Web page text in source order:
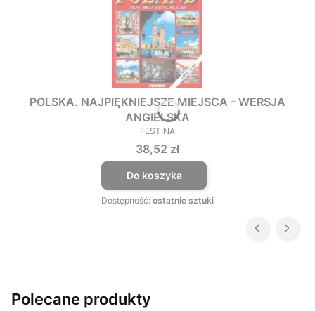
POLSKA. NAJPIĘKNIEJSZE MIEJSCA - WERSJA
ANGIELSKA
PRODUCENT
FESTINA
Cena
38,52 zł
Do koszyka
Dostępność: ostatnie sztuki
Polecane produkty